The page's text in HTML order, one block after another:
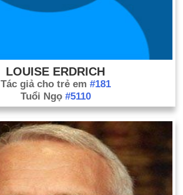
LOUISE ERDRICH
Tác giả cho trẻ em #181
Tuổi Ngọ #5110